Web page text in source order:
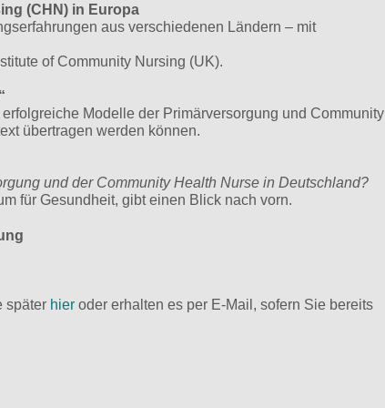
(CHN) in Europa
aus verschiedenen Ländern – mit
of Community Nursing (UK).
Modelle der Primärversorgung und Community
übertragen werden können.
und der Community Health Nurse in Deutschland?
für Gesundheit, gibt einen Blick nach vorn.
später hier oder erhalten es per E‑Mail, sofern Sie bereits